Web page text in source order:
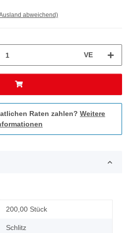
abweichend)
VE
Raten zahlen? Weitere
200,00 Stück
Schlitz